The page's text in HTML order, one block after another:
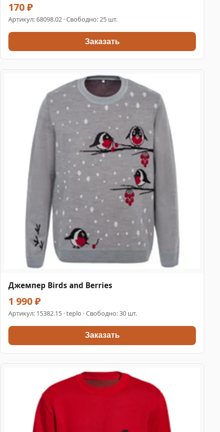
170 ₽
Артикул:68098.02 · Свободно: 25 шт.
Заказать
Джемпер Birds and Berries
1 990 ₽
Артикул: 15382.15 · teplo · Свободно: 30 шт.
Заказать